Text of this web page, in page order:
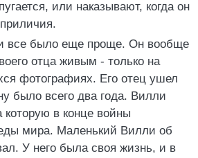
или наказывают, когда он
все было еще проще. Он вообще
отца живым - только на
фотографиях. Его отец ушел
было всего два года. Вилли
которую в конце войны
мира. Маленький Вилли об
У него была своя жизнь, и в